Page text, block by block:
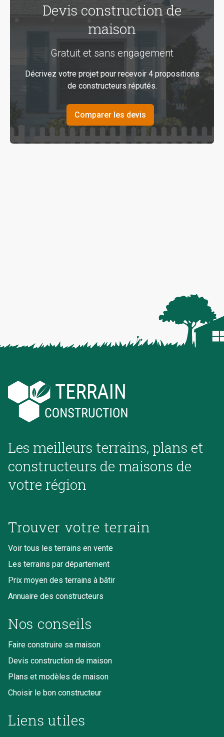
Devis construction de
maison
Gratuit et sans engagement
Décrivez votre projet pour recevoir 4 propositions
de constructeurs réputés.
Comparer les devis
Les meilleurs terrains, plans et
constructeurs de maisons de
votre région
Trouver votre terrain
Voir tous les terrains en vente
Les terrains par département
Prix moyen des terrains à bâtir
Annuaire des constructeurs
Nos conseils
Faire construire sa maison
Devis construction de maison
Plans et modèles de maison
Choisir le bon constructeur
Liens utiles